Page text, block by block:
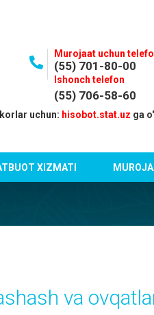
Murojaat uchun
(55) 701-80-00
Ishonch telefon
(55) 706-58-60
uchun: hisobot.stat.uz ga
XIZMATI
va